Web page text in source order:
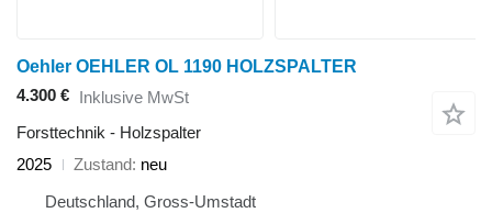
Oehler OEHLER OL 1190 HOLZSPALTER
4.300 € Inklusive MwSt
Forsttechnik - Holzspalter
2025
Zustand neu
Deutschland, Gross-Umstadt